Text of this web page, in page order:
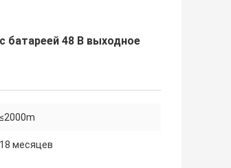
батареей 48 В выходное
≤2000m
18 месяцев